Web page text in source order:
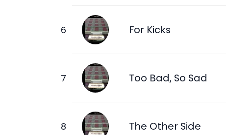
For Kicks
Too Bad, So Sad
The Other Side